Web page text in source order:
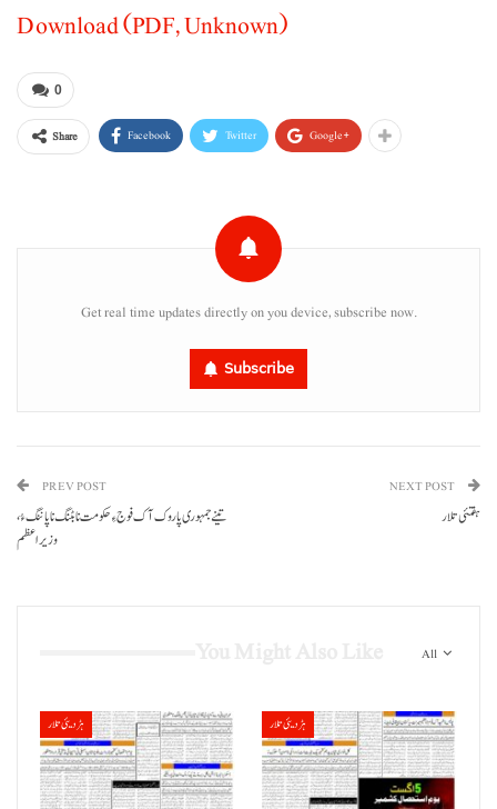
Download (PDF, Unknown)
0
Share Facebook Twitter Google+
Get real time updates directly on you device, subscribe now.
Subscribe
PREV POST
تینے جمہوری پاروک آک فوج ءِ حکومت نا بٹنگ نا پاننگ ءُ،
وزیراعظم
NEXT POST
ہفتئی تلار
All
ہڑدیئی تلار ہڑدیئی تلار